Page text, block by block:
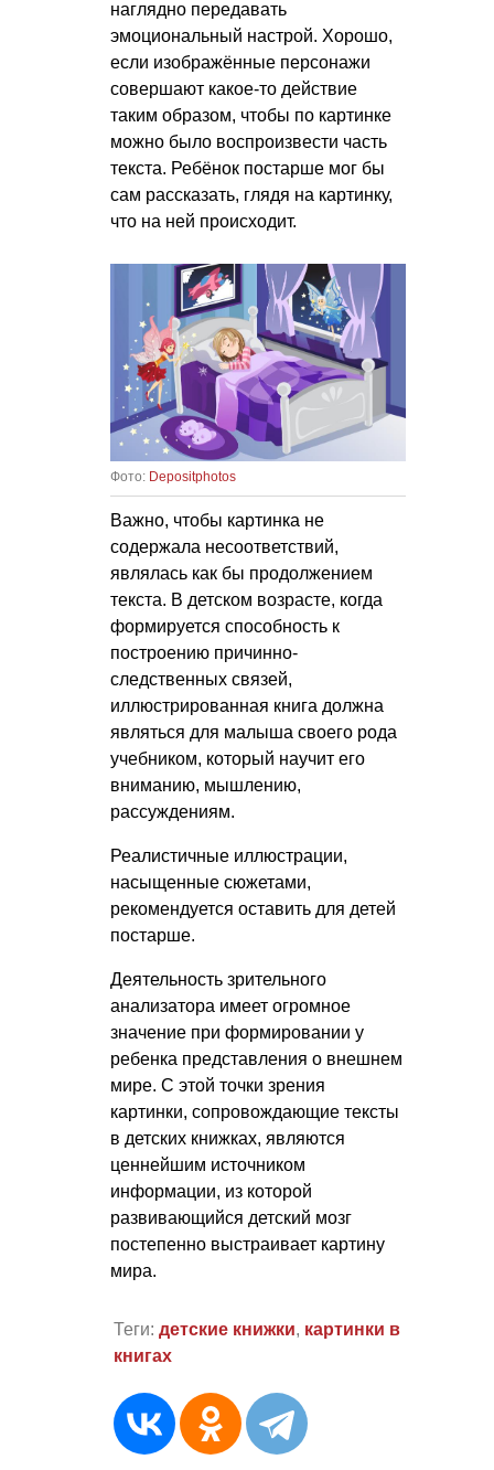
наглядно передавать
эмоциональный настрой. Хорошо,
если изображённые персонажи
совершают какое-то действие
таким образом, чтобы по картинке
можно было воспроизвести часть
текста. Ребёнок постарше мог бы
сам рассказать, глядя на картинку,
что на ней происходит.
Фото: Depositphotos
Важно, чтобы картинка не
содержала несоответствий,
являлась как бы продолжением
текста. В детском возрасте, когда
формируется способность к
построению причинно-
следственных связей,
иллюстрированная книга должна
являться для малыша своего рода
учебником, который научит его
вниманию, мышлению,
рассуждениям.
Реалистичные иллюстрации,
насыщенные сюжетами,
рекомендуется оставить для детей
постарше.
Деятельность зрительного
анализатора имеет огромное
значение при формировании у
ребенка представления о внешнем
мире. С этой точки зрения
картинки, сопровождающие тексты
в детских книжках, являются
ценнейшим источником
информации, из которой
развивающийся детский мозг
постепенно выстраивает картину
мира.
Теги: детские книжки, картинки в
книгах